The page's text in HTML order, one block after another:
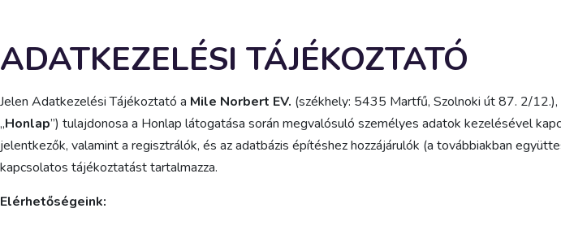
ADATKEZELÉSI TÁJÉKOZTATÓ
Jelen Adatkezelési Tájékoztató a Mile Norbert EV. (székhely: 5435 Martfű, Szolnoki út 87. 2/
„Honlap”) tulajdonosa a Honlap látogatása során megvalósuló személyes adatok kezelésével
jelentkezők, valamint a regisztrálók, és az adatbázis építéshez hozzájárulók (a továbbiakban
kapcsolatos tájékoztatást tartalmazza.
Elérhetőségeink: